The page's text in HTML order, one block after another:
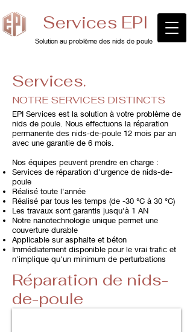
Services EPI
Solution au problème des nids de poule
Services.
NOTRE SERVICES DISTINCTS
EPI Services est la solution à votre problème de
nids de poule. Nous effectuons la réparation
permanente des nids-de-poule 12 mois par an
avec une garantie de 6 mois.
Nos équipes peuvent prendre en charge :
Services de réparation d'urgence de nids-de-
poule
Réalisé toute l'année
Réalisé par tous les temps (de -30 °C à 30 °C)
Les travaux sont garantis jusqu'à 1 AN
Notre nanotechnologie unique permet une
couverture durable
Applicable sur asphalte et béton
Immédiatement disponible pour le vrai trafic et
n'implique qu'un minimum de perturbations
Réparation de nids-
de-poule